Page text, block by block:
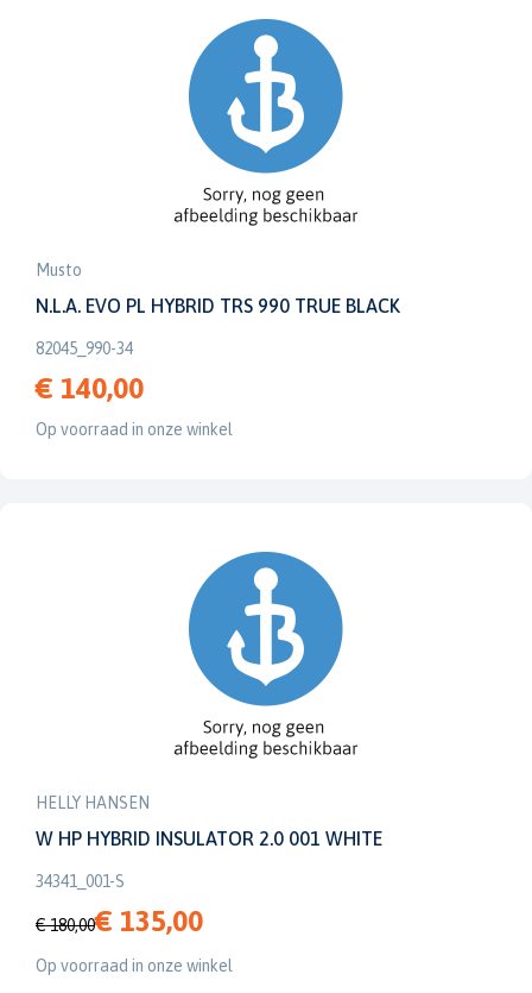
Musto
N.L.A. EVO PL HYBRID TRS 990 TRUE BLACK
82045_990-34
€ 140,00
Op voorraad in onze winkel
HELLY HANSEN
W HP HYBRID INSULATOR 2.0 001 WHITE
34341_001-S
€ 180,00€ 135,00
Op voorraad in onze winkel